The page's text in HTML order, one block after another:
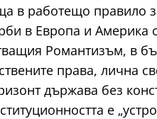
в работещо правило
в Европа и Америка
Романтизъм, в
права, лична
държава без
е